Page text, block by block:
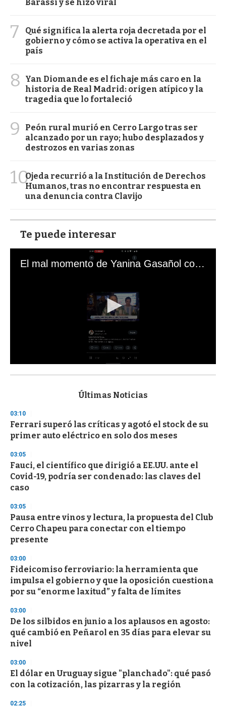
Barassi y se hizo viral
7
Qué significa la alerta roja decretada por el
gobierno y cómo se activa la operativa en el
país
8
Yan Diomande es el fichaje más caro en la
historia de Real Madrid: origen atípico y la
tragedia que lo fortaleció
9
Peón rural murió en Cerro Largo tras ser
alcanzado por un rayo; hubo desplazados y
destrozos en varias zonas
10Ojeda recurrió a la Institución de Derechos
Humanos, tras no encontrar respuesta en
una denuncia contra Clavijo
Te puede interesar
El mal momento de Yanina Gasañol con un hincha argentino en "Subrayado"
s
d
s
o
f
3
s
e
c
o
d
s
Últimas Noticias
03:10
Ferrari superó las críticas y agotó el stock de su
primer auto eléctrico en solo dos meses
03:05
Fauci, el científico que dirigió a EE.UU. ante el
Covid-19, podría ser condenado: las claves del
caso
03:05
Pausa entre vinos y lectura, la propuesta del Club
Cerro Chapeu para conectar con el tiempo
presente
03:00
Fideicomiso ferroviario: la herramienta que
impulsa el gobierno y que la oposición cuestiona
por su “enorme laxitud” y falta de límites
03:00
De los silbidos en junio a los aplausos en agosto:
qué cambió en Peñarol en 35 días para elevar su
nivel
03:00
El dólar en Uruguay sigue "planchado": qué pasó
con la cotización, las pizarras y la región
02:25